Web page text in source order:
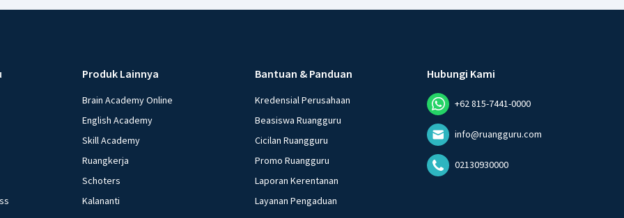
Produk Lainnya
Brain Academy Online
English Academy
Skill Academy
Ruangkerja
Schoters
Kalananti
Bantuan & Panduan
Kredensial Perusahaan
Beasiswa Ruangguru
Cicilan Ruangguru
Promo Ruangguru
Laporan Kerentanan
Layanan Pengaduan
Hubungi Kami
+62 815-7441-0000
info@ruangguru.com
02130930000